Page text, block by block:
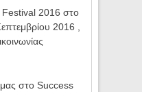
2016 στο
2016 ,
στο Success